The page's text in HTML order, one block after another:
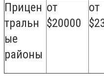
Прицен
тральн
ые
районы
от
$20000
от